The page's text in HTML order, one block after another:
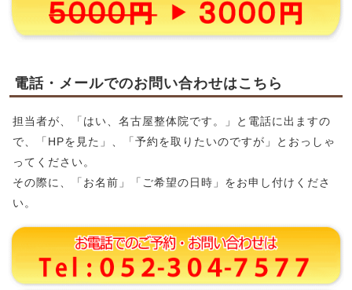
電話・メールでのお問い合わせはこちら
担当者が、「はい、名古屋整体院です。」と電話に出ますの
で、「HPを見た」、「予約を取りたいのですが」とおっしゃ
ってください。
その際に、「お名前」「ご希望の日時」をお申し付けくださ
い。